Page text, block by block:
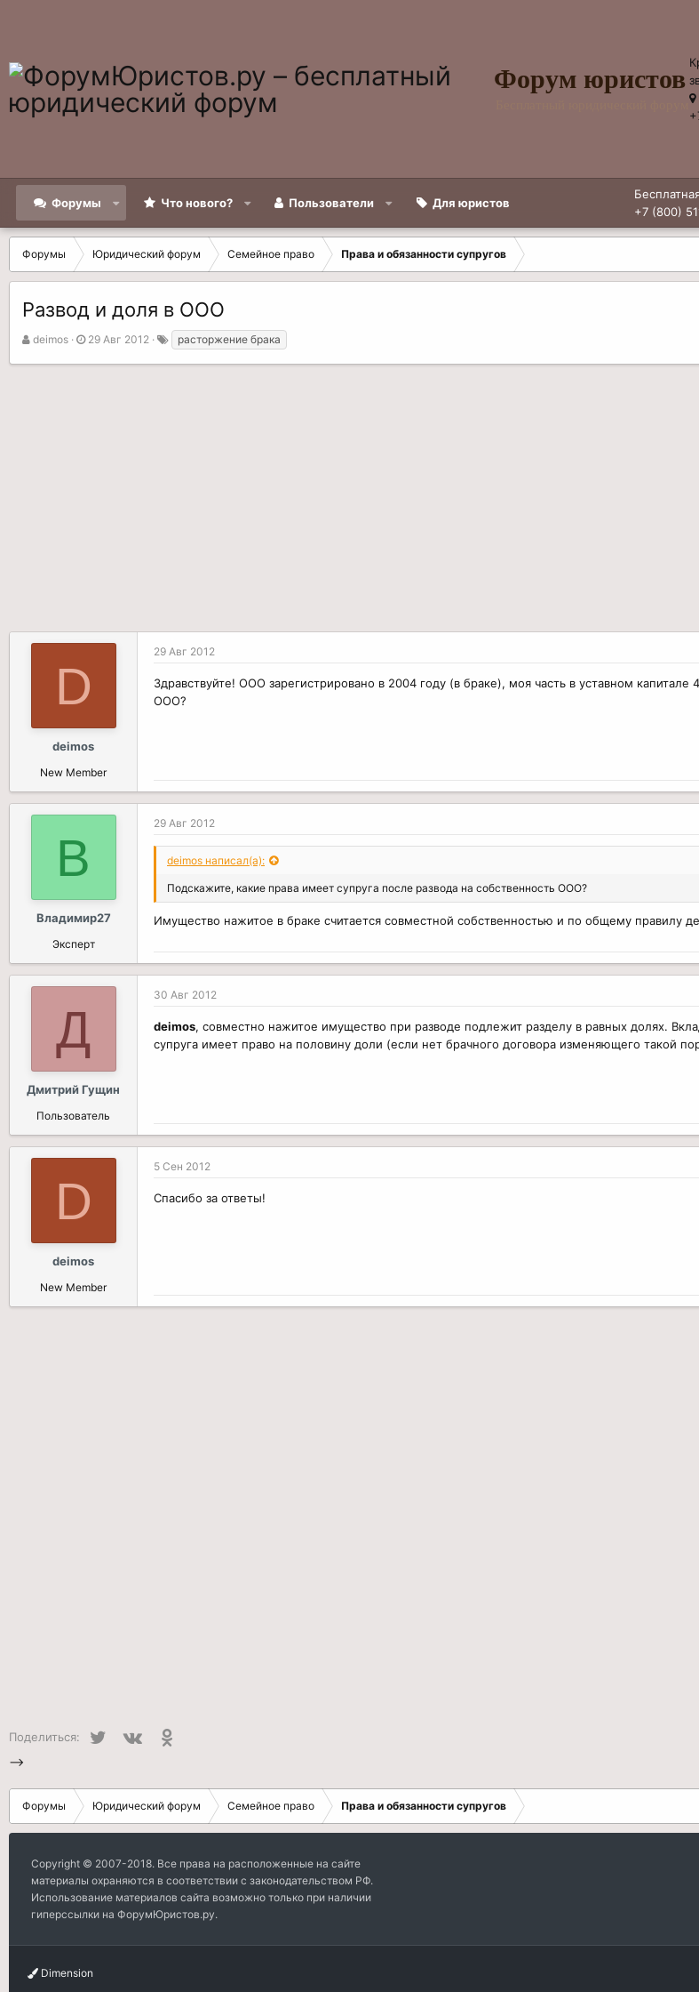
Форум юристов
Форумы Что нового? Пользователи Для юристов
+7 (800)
Форумы Юридический форум Семейное право Права и обязанности супругов
Развод и доля в ООО
А
deimos
Д
29 Авг 2012 расторжение брака
D
deimos
New Member
29 Авг 2012
Здравствуйте! ООО зарегистрировано в 2004 году (в браке), моя часть в уставном
ООО?
В
Владимир27
Эксперт
29 Авг 2012
deimos написал(а):
Подскажите, какие права имеет супруга после развода на собственность ООО?
Имущество нажитое в браке считается совместной собственностью и по общему правилу
Д
Дмитрий Гущин
Пользователь
30 Авг 2012
deimos, совместно нажитое имущество при разводе подлежит разделу в равных долях.
супруга имеет право на половину доли (если нет брачного договора изменяющего такой
D
deimos
New Member
5 Сен 2012
Спасибо за ответы!
Поделиться: Twitter
-->
Форумы Юридический форум Семейное право Права и обязанности супругов
Copyright © 2007-2018. Все права на расположенные на сайте
материалы охраняются в соответствии с законодательством РФ.
Использование материалов сайта возможно только при наличии
гиперссылки на ФорумЮристов.ру.
Dimension